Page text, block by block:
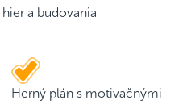
a budovania
Herný plán s motivačnými